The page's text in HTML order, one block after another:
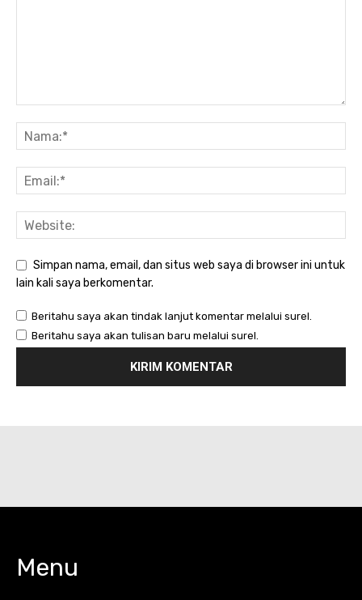
Simpan nama, email, dan situs web saya di browser ini untuk
lain kali saya berkomentar.
Beritahu saya akan tindak lanjut komentar melalui surel.
Beritahu saya akan tulisan baru melalui surel.
Menu